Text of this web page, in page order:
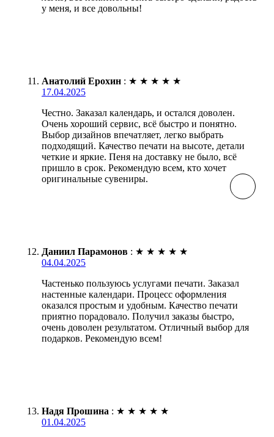
у меня, и все довольны!
Анатолий Ерохин : ★ ★ ★ ★ ★
17.04.2025
Честно. Заказал календарь, и остался доволен.
Очень хороший сервис, всё быстро и понятно.
Выбор дизайнов впечатляет, легко выбрать
подходящий. Качество печати на высоте, детали
четкие и яркие. Пеня на доставку не было, всё
пришло в срок. Рекомендую всем, кто хочет
оригинальные сувениры.
Даниил Парамонов : ★ ★ ★ ★ ★
04.04.2025
Частенько пользуюсь услугами печати. Заказал
настенные календари. Процесс оформления
оказался простым и удобным. Качество печати
приятно порадовало. Получил заказы быстро,
очень доволен результатом. Отличный выбор для
подарков. Рекомендую всем!
Надя Прошина : ★ ★ ★ ★ ★
01.04.2025